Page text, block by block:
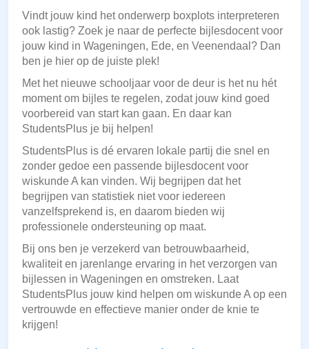
Vindt jouw kind het onderwerp boxplots interpreteren
ook lastig? Zoek je naar de perfecte bijlesdocent voor
jouw kind in Wageningen, Ede, en Veenendaal? Dan
ben je hier op de juiste plek!
Met het nieuwe schooljaar voor de deur is het nu hét
moment om bijles te regelen, zodat jouw kind goed
voorbereid van start kan gaan. En daar kan
StudentsPlus je bij helpen!
StudentsPlus is dé ervaren lokale partij die snel en
zonder gedoe een passende bijlesdocent voor
wiskunde A kan vinden. Wij begrijpen dat het
begrijpen van statistiek niet voor iedereen
vanzelfsprekend is, en daarom bieden wij
professionele ondersteuning op maat.
Bij ons ben je verzekerd van betrouwbaarheid,
kwaliteit en jarenlange ervaring in het verzorgen van
bijlessen in Wageningen en omstreken. Laat
StudentsPlus jouw kind helpen om wiskunde A op een
vertrouwde en effectieve manier onder de knie te
krijgen!